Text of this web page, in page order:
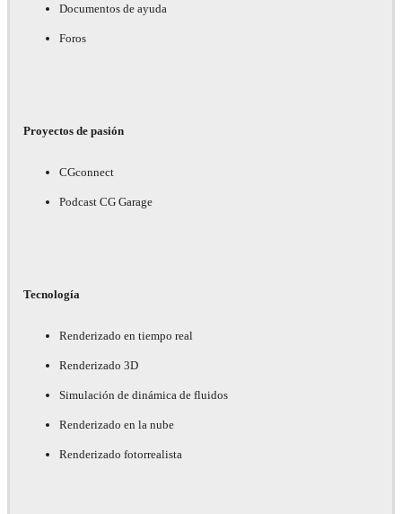
Documentos de ayuda
Foros
Proyectos de pasión
CGconnect
Podcast CG Garage
Tecnología
Renderizado en tiempo real
Renderizado 3D
Simulación de dinámica de fluidos
Renderizado en la nube
Renderizado fotorrealista